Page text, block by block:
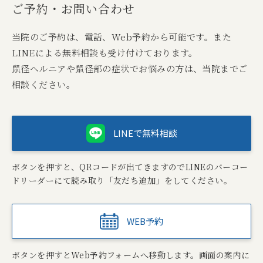
ご予約・お問い合わせ
当院のご予約は、電話、Web予約から可能です。また
LINEによる無料相談も受け付けております。
鼠径ヘルニアや鼠径部の症状でお悩みの方は、当院までご
相談ください。
WEB予約
ボタンを押すとWeb予約フォームへ移動します。画面の案内に
LINEで無料相談
ボタンを押すと、QRコードが出てきますのでLINEのバーコー
ドリーダーにて読み取り「友だち追加」をしてください。